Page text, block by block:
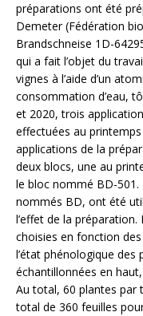
préparations ont été
Demeter (Fédération
Brandschneise 1D-
qui a fait l’objet du
vignes à l’aide d’un
consommation d’eau,
et 2020, trois
effectuées au
applications de la
deux blocs, une au
le bloc nommé BD-
nommés BD, ont été
l’effet de la
choisies en fonction
l’état phénologique des
échantillonnées en
Au total, 60 plantes par
total de 360 feuilles